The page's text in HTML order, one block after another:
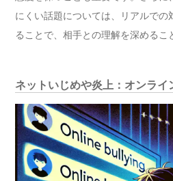
にくい話題については、リアルでの
ることで、相手との理解を深めるこ
ネットいじめや炎上：オンライ